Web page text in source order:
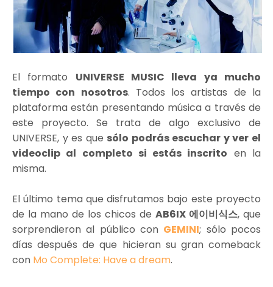
El formato UNIVERSE MUSIC lleva ya mucho
tiempo con nosotros. Todos los artistas de la
plataforma están presentando música a través de
este proyecto. Se trata de algo exclusivo de
UNIVERSE, y es que sólo podrás escuchar y ver el
videoclip al completo si estás inscrito en la
misma.
El último tema que disfrutamos bajo este proyecto
de la mano de los chicos de AB6IX 에이비식스, que
sorprendieron al público con GEMINI; sólo pocos
días después de que hicieran su gran comeback
con Mo Complete: Have a dream.